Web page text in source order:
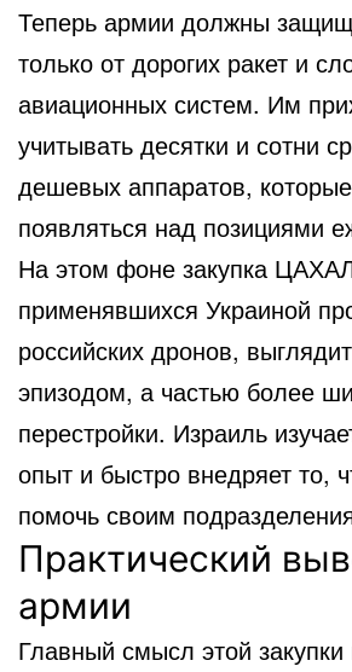
Теперь армии должны
только от дорогих ракет и
авиационных систем. Им
учитывать десятки и сотни
дешевых аппаратов,
появляться над позициями
На этом фоне закупка
применявшихся Украиной
российских дронов,
эпизодом, а частью более
перестройки. Израиль
опыт и быстро внедряет то,
помочь своим
Практический
армии
Главный смысл этой закупки